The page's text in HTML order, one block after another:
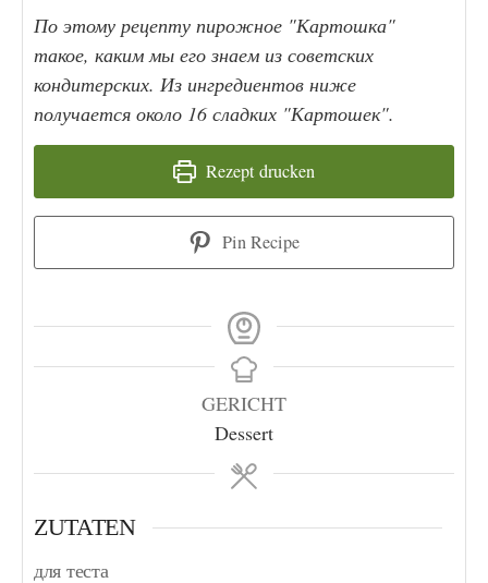
По этому рецепту пирожное "Картошка"
такое, каким мы его знаем из советских
кондитерских. Из ингредиентов ниже
получается около 16 сладких "Картошек".
Rezept drucken
Pin Recipe
GERICHT
Dessert
ZUTATEN
для теста